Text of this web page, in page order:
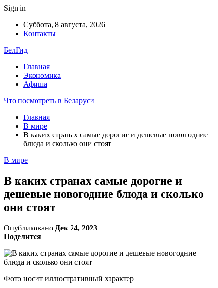
Sign in
Суббота, 8 августа, 2026
Контакты
БелГид
Главная
Экономика
Афиша
Что посмотреть в Беларуси
Главная
В мире
В каких странах самые дорогие и дешевые новогодние
блюда и сколько они стоят
В мире
В каких странах самые дорогие и
дешевые новогодние блюда и сколько
они стоят
Опубликовано Дек 24, 2023
Поделится
Фото носит иллюстративный характер